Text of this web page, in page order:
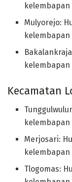
kelembapan
Mulyorejo:
kelembapan
kelembapan
Kecamatan
kelembapan
Merjosari:
kelembapan
Tlogomas: